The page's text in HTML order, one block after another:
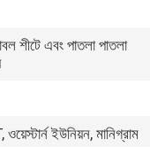
শীটে এবং পাতলা পাতলা
ইউনিয়ন, মানিগ্রাম